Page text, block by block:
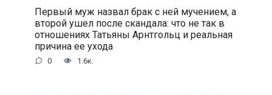
Первый муж назвал брак с ней мучением, а
второй ушел после скандала: что не так в
отношениях Татьяны Арнтгольц и реальная
причина ее ухода
0 1.6к.